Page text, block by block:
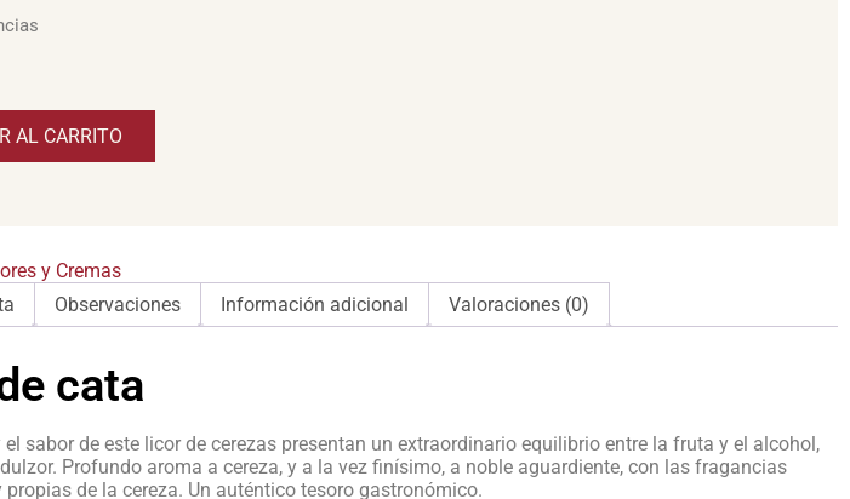
AL CARRITO
y Cremas
Observaciones Información adicional Valoraciones (0)
cata
sabor de este licor de cerezas presentan un extraordinario equilibrio entre la fruta y el alcohol,
Profundo aroma a cereza, y a la vez finísimo, a noble aguardiente, con las fragancias
propias de la cereza. Un auténtico tesoro gastronómico.